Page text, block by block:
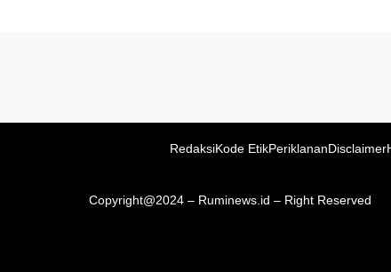
RedaksiKode EtikPeriklananDisclaimer
Copyright@2024 – Ruminews.id – Right Reserved